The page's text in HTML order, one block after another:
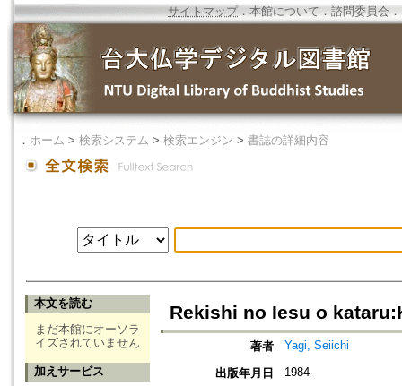
サイトマップ．本館について ． 諮問委員会 ．
． ホーム > 検索システム > 検索エンジン > 書誌の詳細内容
本文を読む
まだ本館にオーソラ
イズされていません
加えサービス
Rekishi no Iesu o
著者 Yagi, Seiichi
出版年月日 1984